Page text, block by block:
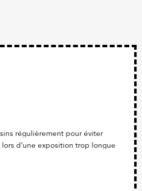
régulièrement pour éviter
d’une exposition trop longue